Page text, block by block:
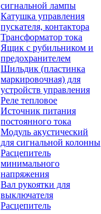
сигнальной лампы
Катушка управления
пускателя, контактора
Трансформатор тока
Ящик с рубильником и
предохранителем
Шильдик (пластинка
маркировочная) для
устройств управления
Реле тепловое
Источник питания
постоянного тока
Модуль акустический
для сигнальной колонны
Расцепитель
минимального
напряжения
Вал рукоятки для
выключателя
Расцепитель